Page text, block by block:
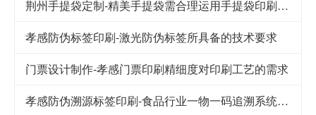
荆州手提袋定制-精美手提袋需合理运用手提袋印刷技巧
孝感防伪标签印刷-激光防伪标签所具备的技术要求
门票设计制作-孝感门票印刷精细度对印刷工艺的需求
孝感防伪溯源标签印刷-食品行业一物一码追溯系统解决方案